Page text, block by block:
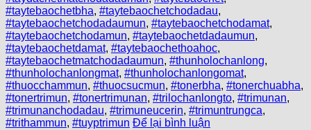
#taytebaochetbha, #taytebaochetchodadau,
#taytebaochetchodadaumun, #taytebaochetchodamat,
#taytebaochetchodamun, #taytebaochetdadaumun,
#taytebaochetdamat, #taytebaochethoahoc,
#taytebaochetmatchodadaumun, #thunholochanlong,
#thunholochanlongmat, #thunholochanlongomat,
#thuocchammun, #thuocsucmun, #tonerbha, #tonerchuabha,
#tonertrimun, #tonertrimunan, #trilochanlongto, #trimunan,
#trimunanchodadau, #trimuneucerin, #trimuntrungca,
#trithammun, #tuyptrimun Để lại bình luận